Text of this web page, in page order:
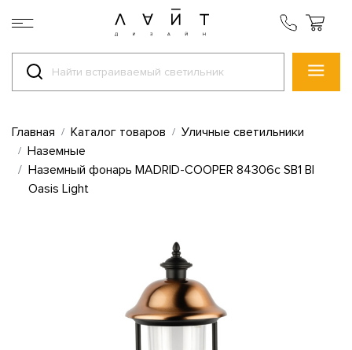
Главная Каталог товаров
Уличные светильники
Наземные
Наземный фонарь MADRID-COOPER 84306c SB1 Bl
Oasis Light